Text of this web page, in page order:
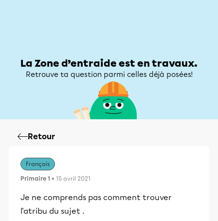
La Zone d’entraide est en travaux.
Retrouve ta question parmi celles déjà posées!
Retour
Français
Primaire 1 • 15 avril 2021
Je ne comprends pas comment trouver
l'atribu du sujet .